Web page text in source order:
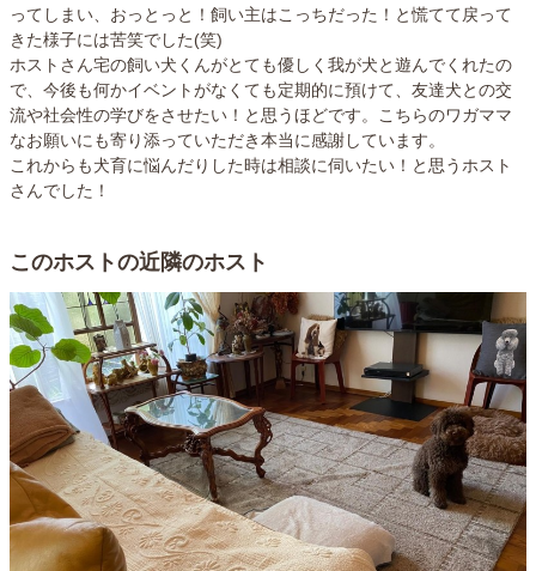
ってしまい、おっとっと！飼い主はこっちだった！と慌てて戻って
きた様子には苦笑でした(笑)
ホストさん宅の飼い犬くんがとても優しく我が犬と遊んでくれたの
で、今後も何かイベントがなくても定期的に預けて、友達犬との交
流や社会性の学びをさせたい！と思うほどです。こちらのワガママ
なお願いにも寄り添っていただき本当に感謝しています。
これからも犬育に悩んだりした時は相談に伺いたい！と思うホスト
さんでした！
このホストの近隣のホスト